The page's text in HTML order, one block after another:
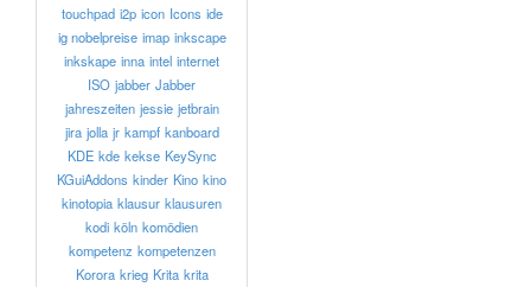
touchpad i2p icon Icons ide
ig nobelpreise imap inkscape
inkskape inna intel internet
ISO jabber Jabber
jahreszeiten jessie jetbrain
jira jolla jr kampf kanboard
KDE kde kekse KeySync
KGuiAddons kinder Kino kino
kinotopia klausur klausuren
kodi köln komödien
kompetenz kompetenzen
Korora krieg Krita krita